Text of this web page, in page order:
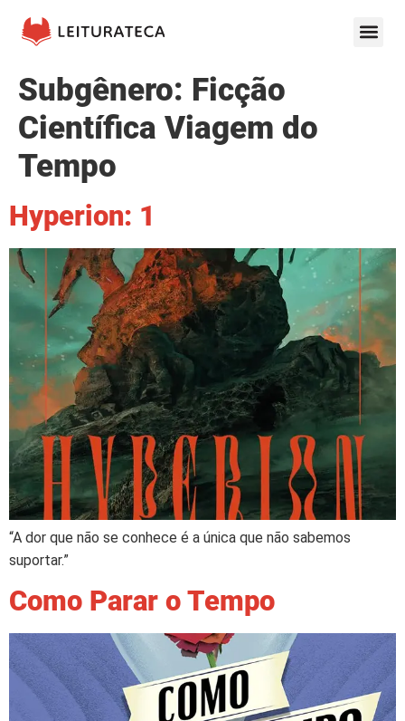
Subgênero: Ficção
Científica Viagem do
Tempo
Hyperion: 1
“A dor que não se conhece é a única que não sabemos
suportar.”
Como Parar o Tempo